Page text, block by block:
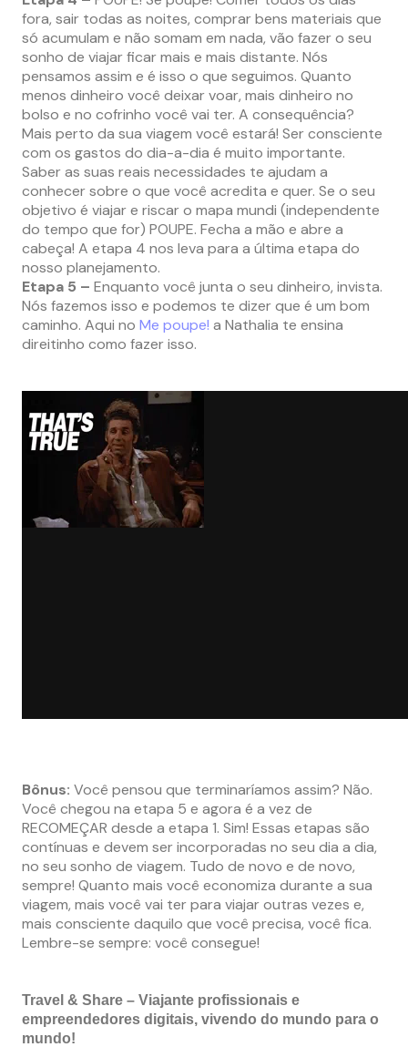
fora, sair todas as noites, comprar bens materiais que
só acumulam e não somam em nada, vão fazer o seu
sonho de viajar ficar mais e mais distante. Nós
pensamos assim e é isso o que seguimos. Quanto
menos dinheiro você deixar voar, mais dinheiro no
bolso e no cofrinho você vai ter. A consequência?
Mais perto da sua viagem você estará! Ser consciente
com os gastos do dia-a-dia é muito importante.
Saber as suas reais necessidades te ajudam a
conhecer sobre o que você acredita e quer. Se o seu
objetivo é viajar e riscar o mapa mundi (independente
do tempo que for) POUPE. Fecha a mão e abre a
cabeça! A etapa 4 nos leva para a última etapa do
nosso planejamento.
Etapa 5 – Enquanto você junta o seu dinheiro, invista.
Nós fazemos isso e podemos te dizer que é um bom
caminho. Aqui no Me poupe! a Nathalia te ensina
direitinho como fazer isso.
Bônus: Você pensou que terminaríamos assim? Não.
Você chegou na etapa 5 e agora é a vez de
RECOMEÇAR desde a etapa 1. Sim! Essas etapas são
contínuas e devem ser incorporadas no seu dia a dia,
no seu sonho de viagem. Tudo de novo e de novo,
sempre! Quanto mais você economiza durante a sua
viagem, mais você vai ter para viajar outras vezes e,
mais consciente daquilo que você precisa, você fica.
Lembre-se sempre: você consegue!
Travel & Share – Viajante profissionais e
empreendedores digitais, vivendo do mundo para o
mundo!